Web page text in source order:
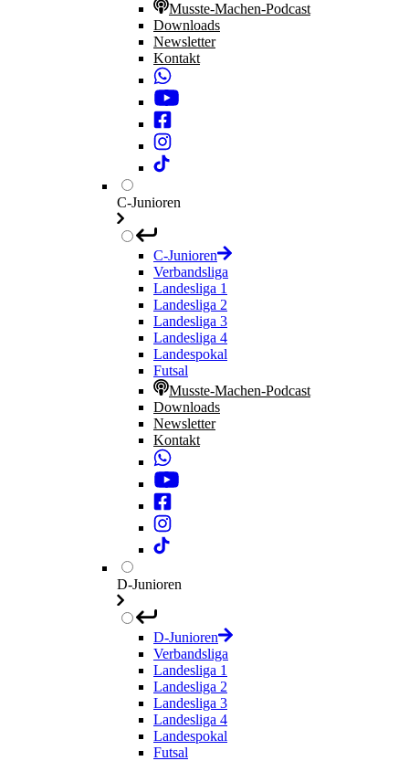
Musste-Machen-Podcast
Downloads
Newsletter
Kontakt
C-Junioren
C-Junioren
Verbandsliga
Landesliga 1
Landesliga 2
Landesliga 3
Landesliga 4
Landespokal
Futsal
Musste-Machen-Podcast
Downloads
Newsletter
Kontakt
D-Junioren
D-Junioren
Verbandsliga
Landesliga 1
Landesliga 2
Landesliga 3
Landesliga 4
Landespokal
Futsal